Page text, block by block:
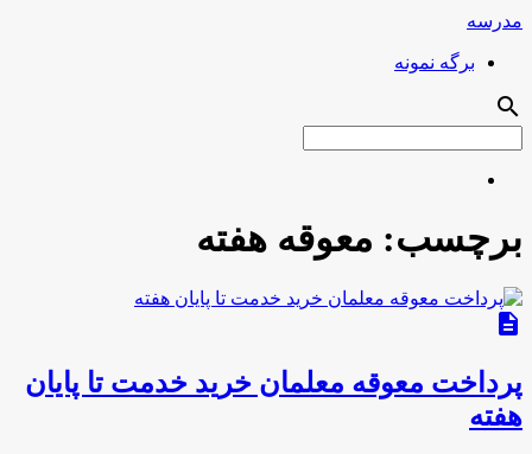
مدرسه
برگه نمونه
search
برچسب: معوقه هفته
description
پرداخت معوقه معلمان خرید خدمت تا پایان
هفته